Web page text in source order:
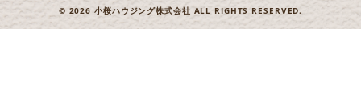
© 2026 小桜ハウジング株式会社 ALL RIGHTS RESERVED.